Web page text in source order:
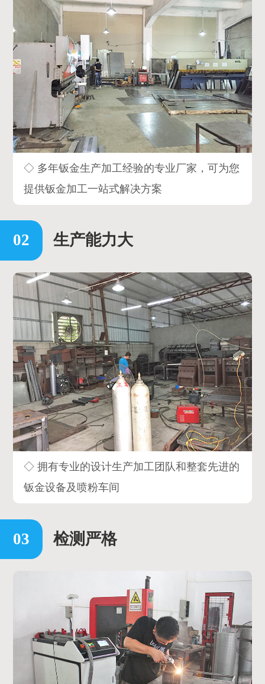
◇ 多年钣金生产加工经验的专业厂家，可为您
提供钣金加工一站式解决方案
生产能力大
◇ 拥有专业的设计生产加工团队和整套先进的
钣金设备及喷粉车间
检测严格